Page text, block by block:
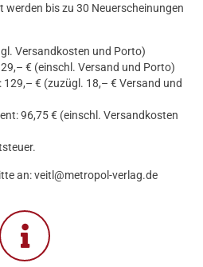
werden bis zu 30 Neuerscheinungen
Versandkosten und Porto)
€ (einschl. Versand und Porto)
€ (zuzügl. 18,– € Versand und
96,75 € (einschl. Versandkosten
an: veitl@metropol-verlag.de